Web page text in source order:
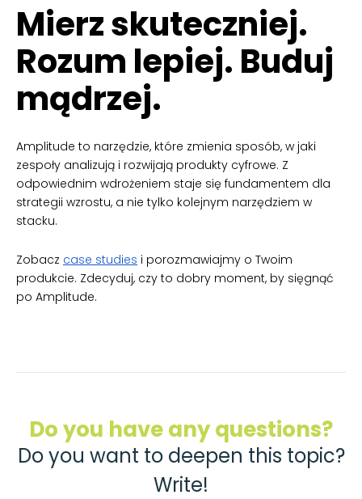
Mierz skuteczniej.
Rozum lepiej. Buduj
mądrzej.
Amplitude to narzędzie, które zmienia sposób, w jaki
zespoły analizują i rozwijają produkty cyfrowe. Z
odpowiednim wdrożeniem staje się fundamentem dla
strategii wzrostu, a nie tylko kolejnym narzędziem w
stacku.
Zobacz case studies i porozmawiajmy o Twoim
produkcie. Zdecyduj, czy to dobry moment, by sięgnąć
po Amplitude.
Do you have any questions?
Do you want to deepen this topic?
Write!